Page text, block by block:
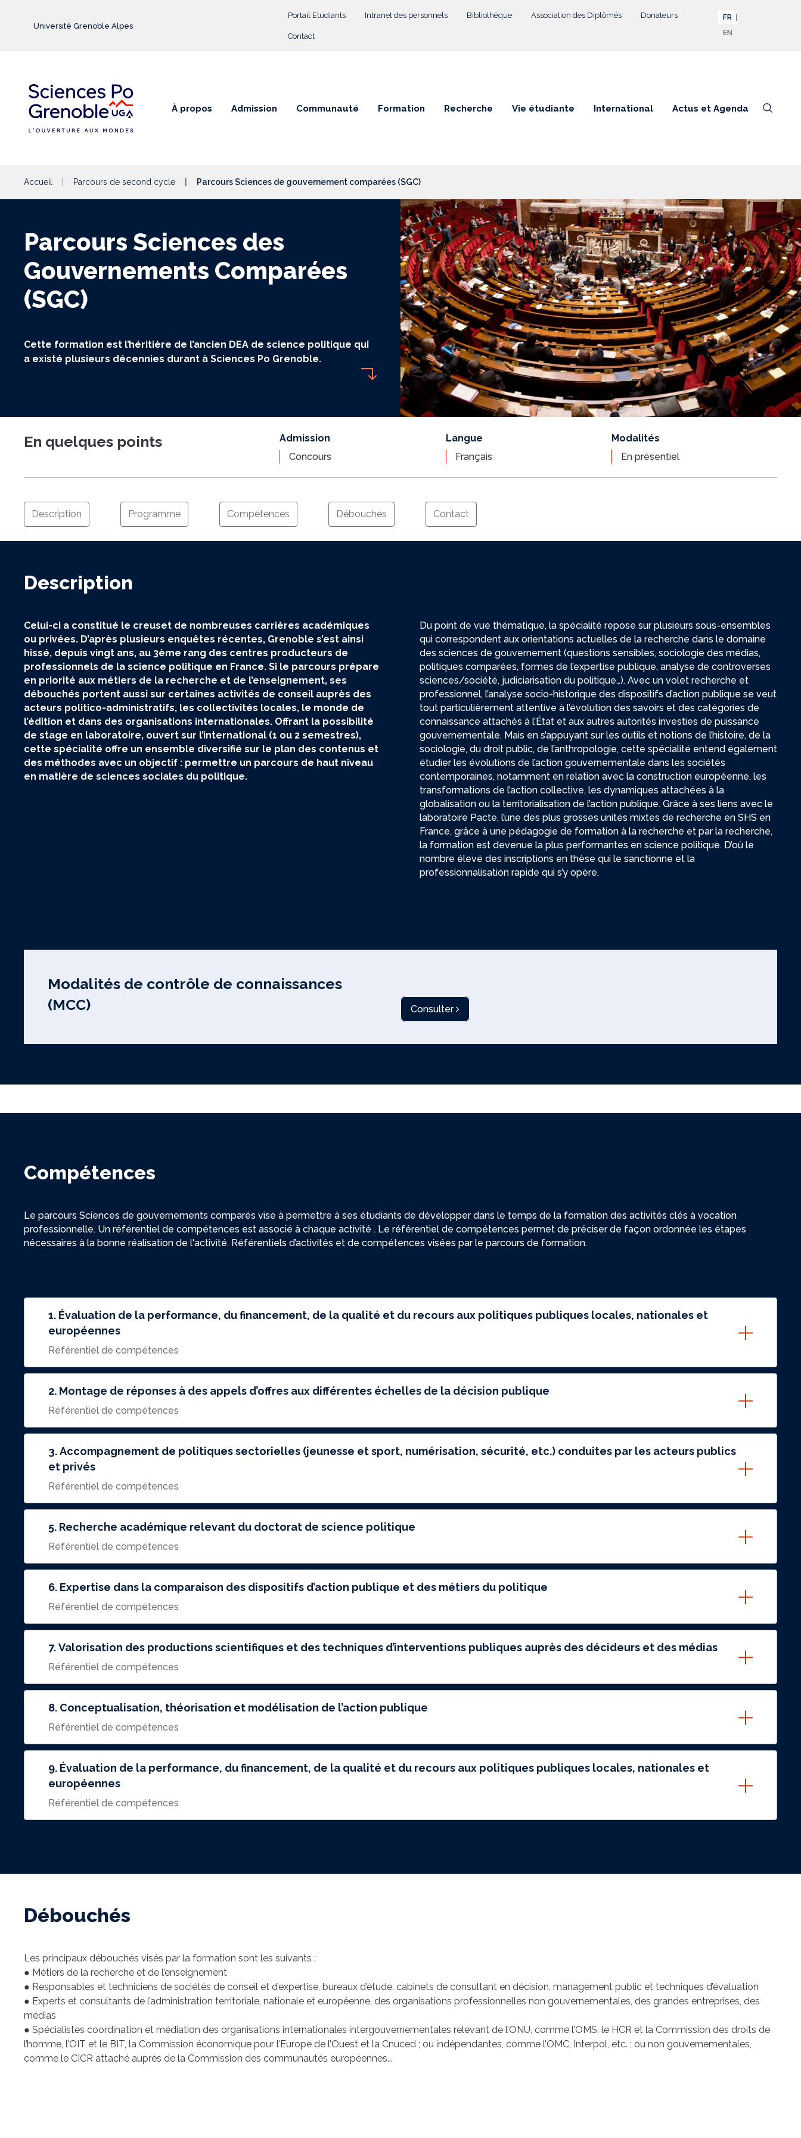
Université Grenoble Alpes Menu Top
Portail Etudiants Intranet des personnels Bibliothèque Association des Diplômés Donateurs
Contact
FR
EN
À propos Admission Communauté Formation Recherche Vie étudiante International Actus et Agenda
Accueil Parcours de second cycle Parcours Sciences de gouvernement comparées (SGC)
Parcours Sciences des
Gouvernements Comparées
(SGC)
Cette formation est l’héritière de l’ancien DEA de science politique qui
a existé plusieurs décennies durant à Sciences Po Grenoble.
En quelques points
Admission
Concours
Langue
Français
Modalités
En présentiel
Description Programme Compétences Débouchés Contact
Description
Celui-ci a constitué le creuset de nombreuses carrières académiques
ou privées. D’après plusieurs enquêtes récentes, Grenoble s’est ainsi
hissé, depuis vingt ans, au 3ème rang des centres producteurs de
professionnels de la science politique en France. Si le parcours prépare
en priorité aux métiers de la recherche et de l’enseignement, ses
débouchés portent aussi sur certaines activités de conseil auprès des
acteurs politico-administratifs, les collectivités locales, le monde de
l’édition et dans des organisations internationales. Offrant la possibilité
de stage en laboratoire, ouvert sur l’international (1 ou 2 semestres),
cette spécialité offre un ensemble diversifié sur le plan des contenus et
des méthodes avec un objectif : permettre un parcours de haut niveau
en matière de sciences sociales du politique.
Du point de vue thématique, la spécialité repose sur plusieurs sous-ensembles
qui correspondent aux orientations actuelles de la recherche dans le domaine
des sciences de gouvernement (questions sensibles, sociologie des médias,
politiques comparées, formes de l’expertise publique, analyse de controverses
sciences/société, judiciarisation du politique…). Avec un volet recherche et
professionnel, l’analyse socio-historique des dispositifs d’action publique se veut
tout particulièrement attentive à l’évolution des savoirs et des catégories de
connaissance attachés à l’État et aux autres autorités investies de puissance
gouvernementale. Mais en s’appuyant sur les outils et notions de l’histoire, de la
sociologie, du droit public, de l’anthropologie, cette spécialité entend également
étudier les évolutions de l’action gouvernementale dans les sociétés
contemporaines, notamment en relation avec la construction européenne, les
transformations de l’action collective, les dynamiques attachées à la
globalisation ou la territorialisation de l’action publique. Grâce à ses liens avec le
laboratoire Pacte, l’une des plus grosses unités mixtes de recherche en SHS en
France, grâce à une pédagogie de formation à la recherche et par la recherche,
la formation est devenue la plus performantes en science politique. D’où le
nombre élevé des inscriptions en thèse qui le sanctionne et la
professionnalisation rapide qui s’y opère.
Modalités de contrôle de connaissances
(MCC)
Consulter
Compétences
Le parcours Sciences de gouvernements comparés vise à permettre à ses étudiants de développer dans le temps de la formation des activités clés à vocation
professionnelle. Un référentiel de compétences est associé à chaque activité . Le référentiel de compétences permet de préciser de façon ordonnée les étapes
nécessaires à la bonne réalisation de l'activité. Référentiels d’activités et de compétences visées par le parcours de formation.
1. Évaluation de la performance, du financement, de la qualité et du recours aux politiques publiques locales, nationales et
européennes
Référentiel de compétences
2. Montage de réponses à des appels d’offres aux différentes échelles de la décision publique
Référentiel de compétences
3. Accompagnement de politiques sectorielles (jeunesse et sport, numérisation, sécurité, etc.) conduites par les acteurs publics
et privés
Référentiel de compétences
5. Recherche académique relevant du doctorat de science politique
Référentiel de compétences
6. Expertise dans la comparaison des dispositifs d’action publique et des métiers du politique
Référentiel de compétences
7. Valorisation des productions scientifiques et des techniques d’interventions publiques auprès des décideurs et des médias
Référentiel de compétences
8. Conceptualisation, théorisation et modélisation de l’action publique
Référentiel de compétences
9. Évaluation de la performance, du financement, de la qualité et du recours aux politiques publiques locales, nationales et
européennes
Référentiel de compétences
Débouchés
Les principaux débouchés visés par la formation sont les suivants :
● Métiers de la recherche et de l’enseignement
● Responsables et techniciens de sociétés de conseil et d’expertise, bureaux d’étude, cabinets de consultant en décision, management public et techniques d’évaluation
● Experts et consultants de l’administration territoriale, nationale et européenne, des organisations professionnelles non gouvernementales, des grandes entreprises, des
médias
● Spécialistes coordination et médiation des organisations internationales intergouvernementales relevant de l’ONU, comme l’OMS, le HCR et la Commission des droits de
l’homme, l’OIT et le BIT, la Commission économique pour l’Europe de l’Ouest et la Cnuced ; ou indépendantes, comme l’OMC, Interpol, etc. ; ou non gouvernementales,
comme le CICR attaché auprès de la Commission des communautés européennes...